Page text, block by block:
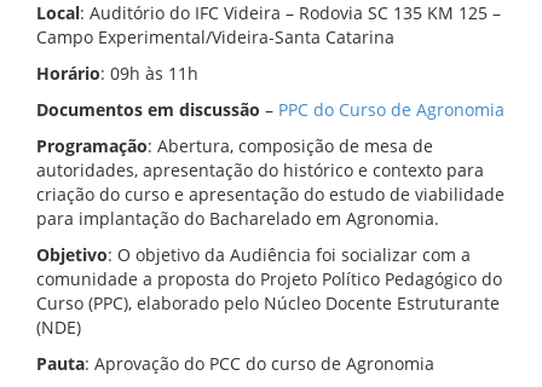
Local: Auditório do IFC Videira – Rodovia SC 135 KM 125 –
Campo Experimental/Videira-Santa Catarina
Horário: 09h às 11h
Documentos em discussão – PPC do Curso de Agronomia
Programação: Abertura, composição de mesa de
autoridades, apresentação do histórico e contexto para
criação do curso e apresentação do estudo de viabilidade
para implantação do Bacharelado em Agronomia.
Objetivo: O objetivo da Audiência foi socializar com a
comunidade a proposta do Projeto Político Pedagógico do
Curso (PPC), elaborado pelo Núcleo Docente Estruturante
(NDE)
Pauta: Aprovação do PCC do curso de Agronomia